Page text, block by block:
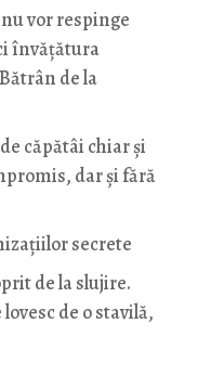
vor respinge
învățătura
de la
căpătâi chiar și
dar și fără
secrete
de la slujire.
de o stavilă,